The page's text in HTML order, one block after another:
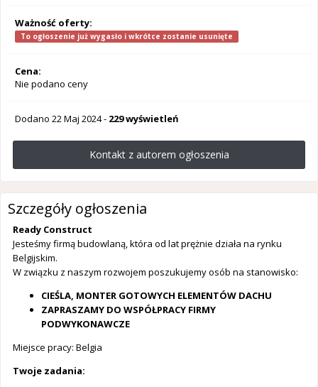
Ważność oferty:
To ogłoszenie już wygasło i wkrótce zostanie usunięte
Cena:
Nie podano ceny
Dodano 22 Maj 2024- 229 wyświetleń
Kontakt z autorem ogłoszenia
Szczegóły ogłoszenia
Ready Construct
Jesteśmy firmą budowlaną, która od lat prężnie działa na rynku
Belgijskim.
W związku z naszym rozwojem poszukujemy osób na stanowisko:
CIEŚLA, MONTER GOTOWYCH ELEMENTÓW DACHU
ZAPRASZAMY DO WSPÓŁPRACY FIRMY
PODWYKONAWCZE
Miejsce pracy: Belgia
Twoje zadania: